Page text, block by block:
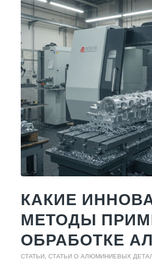
КАКИЕ
МЕТОДЫ
ОБРАБОТКЕ
СТАТЬИ, СТАТЬИ О АЛЮМИНИЕВЫХ